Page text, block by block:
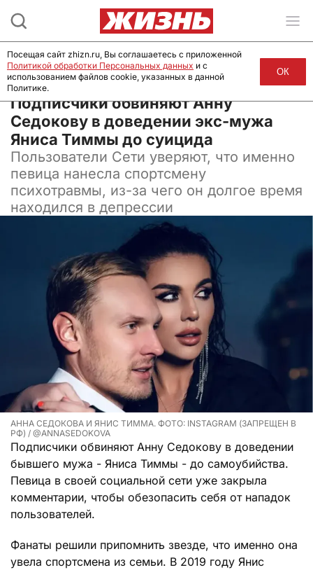
17 декабря 2024, 10:08
Подписчики обвиняют Анну
Седокову в доведении экс-мужа
Яниса Тиммы до суицида
Пользователи Сети уверяют, что именно
певица нанесла спортсмену
психотравмы, из-за чего он долгое время
находился в депрессии
АННА СЕДОКОВА И ЯНИС ТИММА. ФОТО: INSTAGRAM (ЗАПРЕЩЕН В
РФ) / @ANNASEDOKOVA
Подписчики обвиняют Анну Седокову в доведении
бывшего мужа - Яниса Тиммы - до самоубийства.
Певица в своей социальной сети уже закрыла
комментарии, чтобы обезопасить себя от нападок
пользователей.
Фанаты решили припомнить звезде, что именно она
увела спортсмена из семьи. В 2019 году Янис
Посещая сайт zhizn.ru, Вы соглашаетесь с приложенной
Политикой обработки Персональных данных и с
использованием файлов cookie, указанных в данной
Политике.
ОК